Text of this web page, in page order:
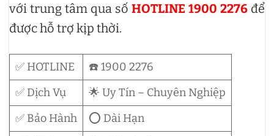
với trung tâm qua số HOTLINE 1900 2276 để
được hỗ trợ kịp thời.
✅ HOTLINE
☎️ 1900 2276
✅ Dịch Vụ
🌟 Uy Tín – Chuyên Nghiệp
✅ Bảo Hành
⭕ Dài Hạn